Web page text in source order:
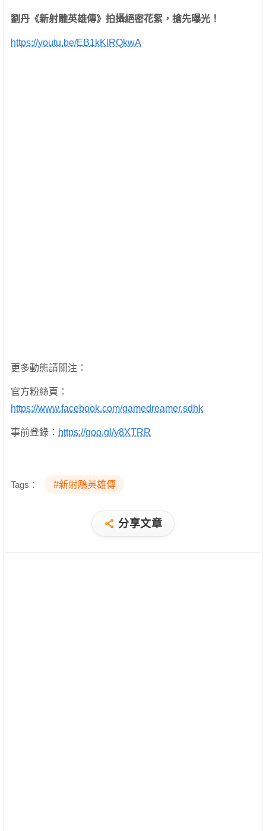
劉丹《新射雕英雄傳》拍攝絕密花絮，搶先曝光！
https://youtu.be/EB1kKlRQkwA
更多動態請關注：
官方粉絲頁：
https://www.facebook.com/gamedreamer.sdhk
事前登錄： https://goo.gl/y8XTRR
Tags： #新射鵰英雄傳
分享文章